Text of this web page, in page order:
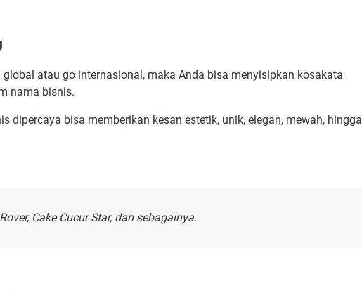
atau go internasional, maka Anda bisa menyisipkan kosakata
nama bisnis.
dipercaya bisa memberikan kesan estetik, unik, elegan, mewah, hingga
Cake Cucur Star, dan sebagainya.